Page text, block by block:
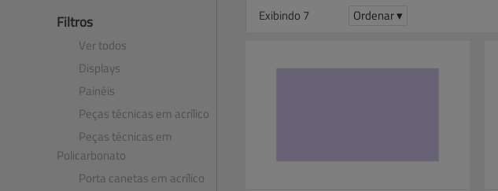
Filtros
Ver todos
Displays
Painéis
Peças técnicas em acrílico
Peças técnicas em
Policarbonato
Porta canetas em acrílico
Exibindo 7 Ordenar ▾